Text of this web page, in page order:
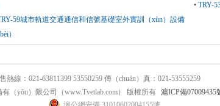
• TRY-
59城市軌道交通通信和信號基礎室外實訓（xùn）設備
bèi）
線：021-63811399 53550259 傳（chuán）真：021-53555259
（yǒu）限公司（www.Tvetlab.com） 版權所有 滬ICP備07009435